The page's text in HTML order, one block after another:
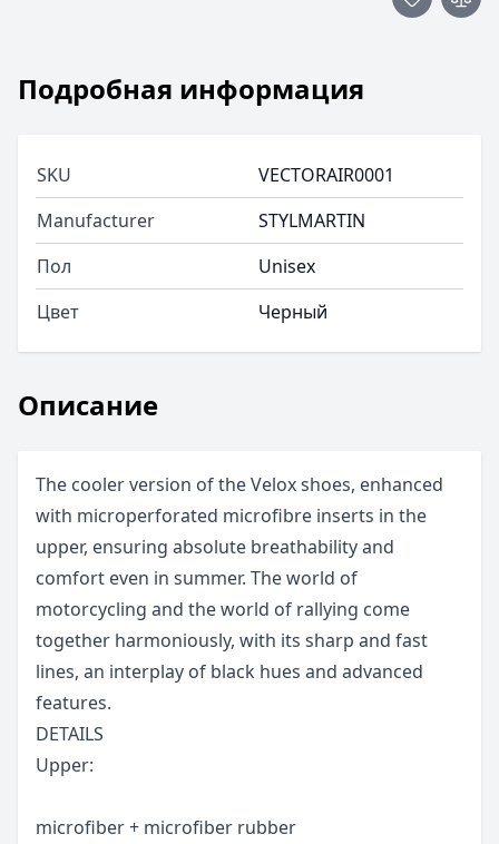
Описание
The cooler version of the Velox shoes, enhanced
with microperforated microfibre inserts in the
upper, ensuring absolute breathability and
comfort even in summer. The world of
motorcycling and the world of rallying come
together harmoniously, with its sharp and fast
lines, an interplay of black hues and advanced
features.
DETAILS
Upper:
microfiber + microfiber rubber
Подробная информация
SKU
VECTORAIR0001
Manufacturer
STYLMARTIN
Пол
Unisex
Цвет
Черный